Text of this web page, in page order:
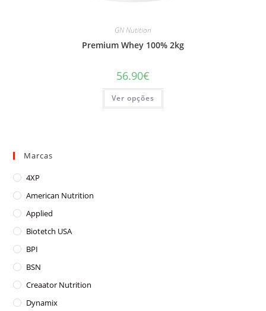
GN Nutition
Premium Whey 100% 2kg
56.90€
Ver opções
This
has
Marcas
4XP
American Nutrition
Applied
Biotetch USA
BPI
BSN
Creaator Nutrition
Dynamix